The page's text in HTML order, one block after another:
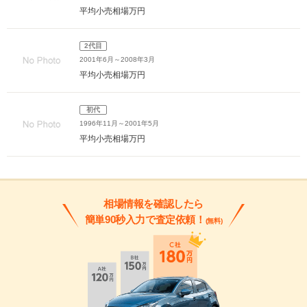
平均小売相場万円
2代目
2001年6月～2008年3月
平均小売相場万円
初代
1996年11月～2001年5月
平均小売相場万円
相場情報を確認したら
簡単90秒入力で査定依頼！ (無料)